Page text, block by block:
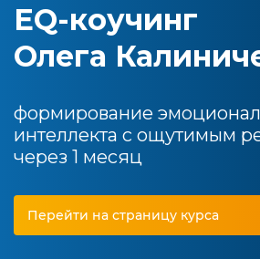
EQ-коучинг
Олега
формирование
интеллекта с ощутимым
через 1 месяц
Перейти на страницу курса